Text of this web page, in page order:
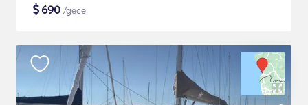
$690 /gece